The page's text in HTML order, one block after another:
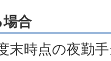
合
末時点の夜勤